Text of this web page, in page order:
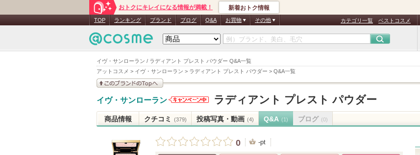
イヴ・サンローラン / ラディアント プレスト パウダー Q&A一覧
アットコスメ > イヴ・サンローラン > ラディアント プレスト パウダー > Q&A一覧
おトクにキレイになる情報が満載！ 新着おトク情報
TOP ランキング ブランド ブログ Q&A お買物 その他 カテゴリ一覧 ベストコスメ
見る
イヴ・サンローラン
ローランか
らのお知ら
せがありま
す
ラディアント プレスト パウダー
商品情報 クチコミ (379) 投稿写真・動画 (4) Q&A (1) ブログ (0)
0 -pt